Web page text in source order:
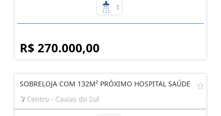
1
R$ 270.000,00
SOBRELOJA COM 132M² PRÓXIMO HOSPITAL SAÚDE
Centro - Caxias do Sul